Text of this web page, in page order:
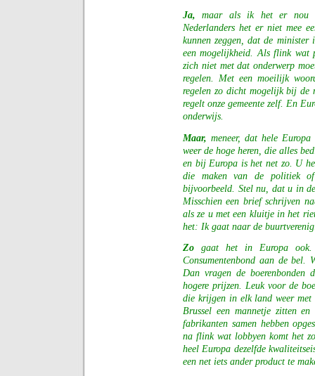
Ja, maar als ik het er nou
Nederlanders het er niet mee
kunnen zeggen, dat de
een mogelijkheid. Als flink wat
zich niet met dat onderwerp
regelen. Met een moeilijk
regelen zo dicht mogelijk bij de
regelt onze gemeente zelf. En
onderwijs.
Maar, meneer, dat hele
weer de hoge heren, die alles
en bij Europa is het net zo. U
die maken van de politiek of
bijvoorbeeld. Stel nu, dat u in
Misschien een brief schrijven
als ze u met een kluitje in het
het: Ik gaat naar de
Zo gaat het in Europa
Consumentenbond aan de bel.
Dan vragen de boerenbonden
hogere prijzen. Leuk voor de
die krijgen in elk land weer met
Brussel een mannetje zitten
fabrikanten samen hebben
na flink wat lobbyen komt het
heel Europa dezelfde
een net iets ander product te